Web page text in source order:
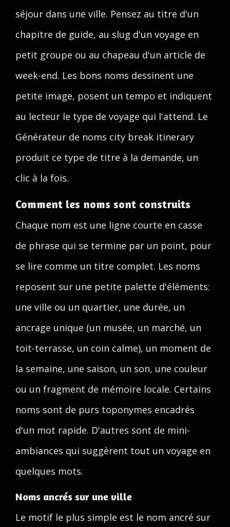
séjour dans une ville. Pensez au titre d'un
chapitre de guide, au slug d'un voyage en
petit groupe ou au chapeau d'un article de
week-end. Les bons noms dessinent une
petite image, posent un tempo et indiquent
au lecteur le type de voyage qui l'attend. Le
Générateur de noms city break itinerary
produit ce type de titre à la demande, un
clic à la fois.
Comment les noms sont construits
Chaque nom est une ligne courte en casse
de phrase qui se termine par un point, pour
se lire comme un titre complet. Les noms
reposent sur une petite palette d'éléments:
une ville ou un quartier, une durée, un
ancrage unique (un musée, un marché, un
toit-terrasse, un coin calme), un moment de
la semaine, une saison, un son, une couleur
ou un fragment de mémoire locale. Certains
noms sont de purs toponymes encadrés
d'un mot rapide. D'autres sont de mini-
ambiances qui suggèrent tout un voyage en
quelques mots.
Noms ancrés sur une ville
Le motif le plus simple est le nom ancré sur